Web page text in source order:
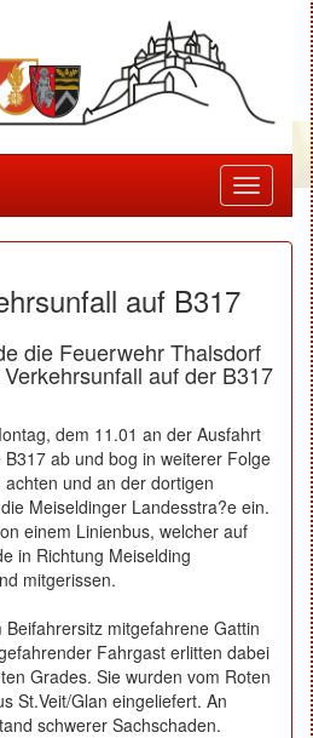
Toggle
auf B317
die Feuerwehr Thalsdorf
auf der B317
dem 11.01 an der Ausfahrt
ab und bog in weiterer Folge
und an der dortigen
Meiseldinger Landesstra?e ein.
einem Linienbus, welcher auf
in Richtung Meiselding
mitgerissen.
mitgefahrene Gattin
Fahrgast erlitten dabei
Grades. Sie wurden vom Roten
St.Veit/Glan eingeliefert. An
schwerer Sachschaden.